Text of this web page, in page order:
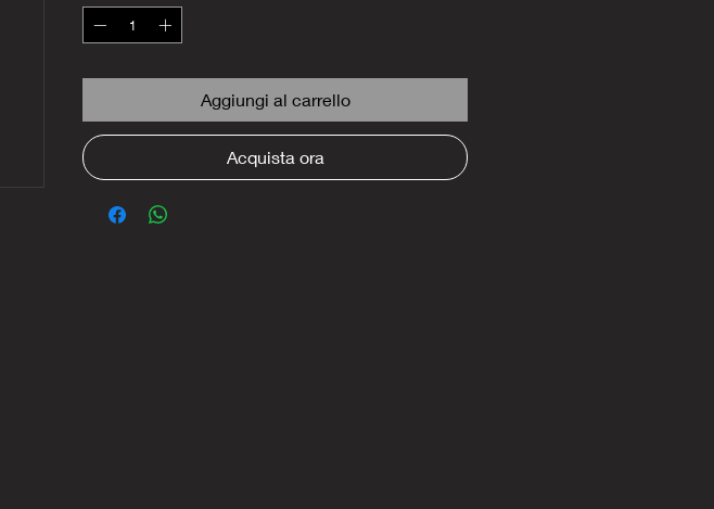
Aggiungi al carrello
Acquista ora